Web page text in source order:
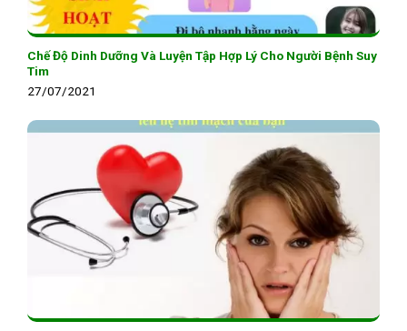
Chế Độ Dinh Dưỡng Và Luyện Tập Hợp Lý Cho Người Bệnh Suy
Tim
27/07/2021